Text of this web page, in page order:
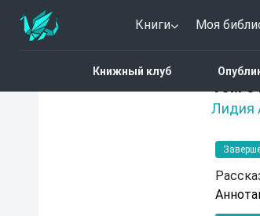
Книги Моя
Книжный клуб
Том
Лидия
Нет оценок